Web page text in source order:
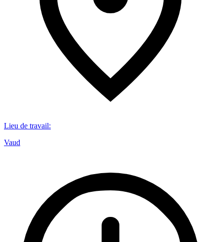
Lieu de travail:
Vaud